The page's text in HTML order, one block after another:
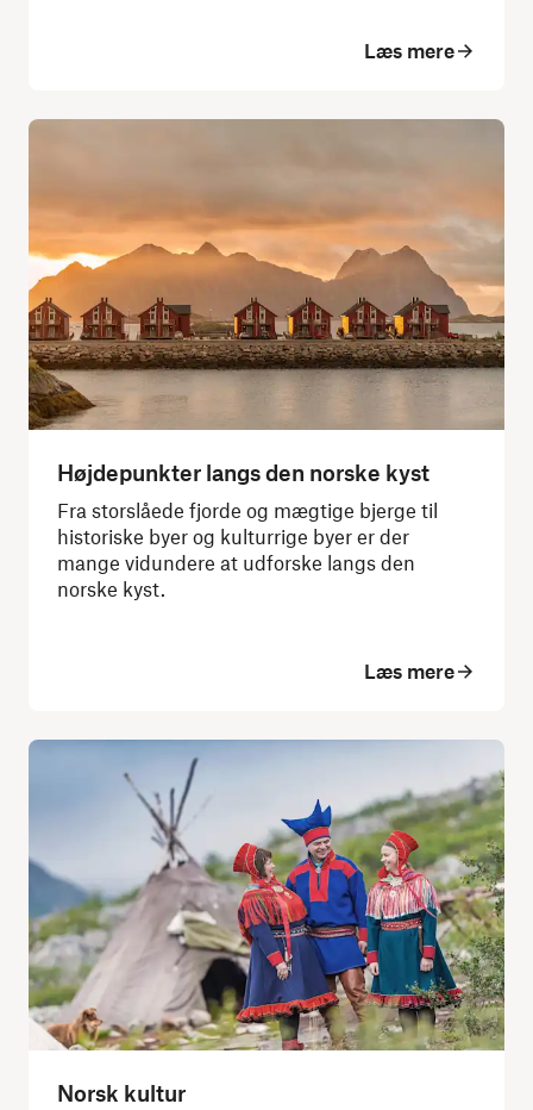
Læs mere
Højdepunkter langs den norske kyst
Fra storslåede fjorde og mægtige bjerge til
historiske byer og kulturrige byer er der
mange vidundere at udforske langs den
norske kyst.
Læs mere
Norsk kultur